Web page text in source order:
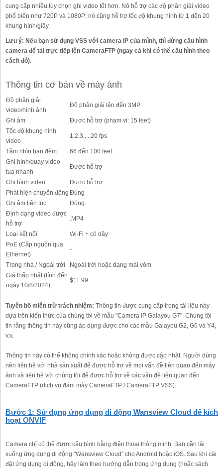
cung cấp nhiều tùy chọn ghi video tốt hơn. Nó hỗ trợ các độ phân giải video
phổ biến như 720P và 1080P; nó cũng hỗ trợ tốc độ khung hình từ 1 đến 20
khung hình/giây.
Lưu ý: Nếu bạn sử dụng VSS với camera IP của mình, thì đừng cấu hình
camera để tải trực tiếp lên CameraFTP (ngay cả khi có thể cấu hình theo
cách đó).
Thông tin cơ bản về máy ảnh
Độ phân giải
video/hình ảnh
Độ phân giải lên đến 3MP
Ghi âm
Được hỗ trợ (phạm vi: 15 feet)
Tốc độ khung hình
video
1,2,3,...,20 fps
Tầm nhìn ban đêm
66 đến 100 feet
Ghi hình/quay video
tua nhanh
Được hỗ trợ
Ghi hình video
Được hỗ trợ
Phát hiện chuyển động Đúng
Ghi âm liên tục
Đúng.
Định dạng video được
hỗ trợ
.MP4
Loại kết nối
Wi-Fi + có dây
PoE (Cấp nguồn qua
Ethernet)
-
Trong nhà / Ngoài trời
Ngoài trời hoặc dạng mái vòm
Giá thấp nhất (tính đến
ngày 10/8/2024)
$11.99
Tuyên bố miễn trừ trách nhiệm: Thông tin được cung cấp trong tài liệu này
dựa trên kiến thức của chúng tôi về mẫu "Camera IP Galayou G7". Chúng tôi
tin rằng thông tin này cũng áp dụng được cho các mẫu Galayou G2, G6 và Y4,
v.v.
Thông tin này có thể không chính xác hoặc không được cập nhật. Người dùng
nên liên hệ với nhà sản xuất để được hỗ trợ về mọi vấn đề liên quan đến máy
ảnh và liên hệ với chúng tôi để được hỗ trợ về các vấn đề liên quan đến
CameraFTP (dịch vụ đám mây CameraFTP / CameraFTP VSS).
Bước 1: Sử dụng ứng dụng di động Wansview Cloud để kích
hoạt ONVIF
Camera chỉ có thể được cấu hình bằng điện thoại thông minh. Bạn cần tải
xuống ứng dụng di động "Wansview Cloud" cho Android hoặc iOS. Sau khi cài
đặt ứng dụng di động, hãy làm theo hướng dẫn trong ứng dụng (hoặc sách